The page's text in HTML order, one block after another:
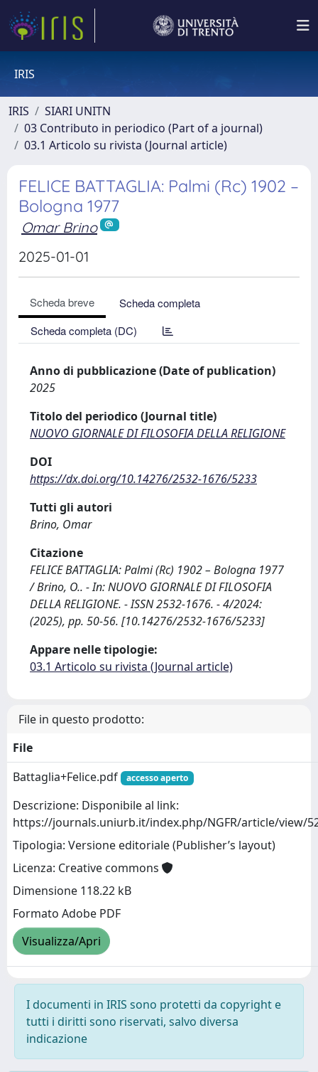
IRIS
IRIS
SIARI UNITN
03 Contributo in periodico (Part of a journal)
03.1 Articolo su rivista (Journal article)
FELICE BATTAGLIA: Palmi (Rc) 1902 –
Bologna 1977
Omar Brino
2025-01-01
Scheda breve
Scheda completa
Scheda completa (DC)
Anno di pubblicazione (Date of publication)
2025
Titolo del periodico (Journal title)
NUOVO GIORNALE DI FILOSOFIA DELLA RELIGIONE
DOI
https://dx.doi.org/10.14276/2532-1676/5233
Tutti gli autori
Brino, Omar
Citazione
FELICE BATTAGLIA: Palmi (Rc) 1902 – Bologna 1977
/ Brino, O.. - In: NUOVO GIORNALE DI FILOSOFIA
DELLA RELIGIONE. - ISSN 2532-1676. - 4/2024:
(2025), pp. 50-56. [10.14276/2532-1676/5233]
Appare nelle tipologie:
03.1 Articolo su rivista (Journal article)
File in questo prodotto:
File
Battaglia+Felice.pdf
accesso aperto
Descrizione: Disponibile al link:
https://journals.uniurb.it/index.php/NGFR/article/view/
Tipologia: Versione editoriale (Publisher’s layout)
Licenza: Creative commons
Dimensione 118.22 kB
Formato Adobe PDF
Visualizza/Apri
I documenti in IRIS sono protetti da copyright e
tutti i diritti sono riservati, salvo diversa
indicazione